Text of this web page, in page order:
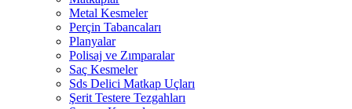
Metal Kesmeler
Perçin Tabancaları
Planyalar
Polisaj ve Zımparalar
Saç Kesmeler
Sds Delici Matkap Uçları
Şerit Testere Tezgahları